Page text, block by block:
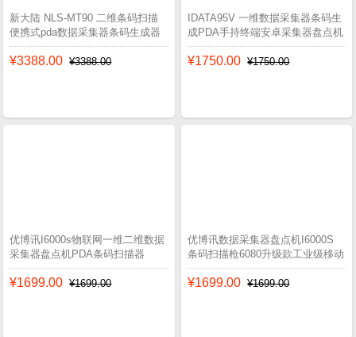
新大陆 NLS-MT90 二维条码扫描
便携式pda数据采集器条码生成器
¥3388.00¥3388.00
IDATA95V 一维数据采集器条码生
成PDA手持终端安卓采集器盘点机
¥1750.00¥1750.00
优博讯I6000s物联网一维二维数据
采集器盘点机PDA条码扫描器
¥1699.00¥1699.00
优博讯数据采集器盘点机I6000S
条码扫描枪6080升级款工业级移动
手持终端
¥1699.00¥1699.00